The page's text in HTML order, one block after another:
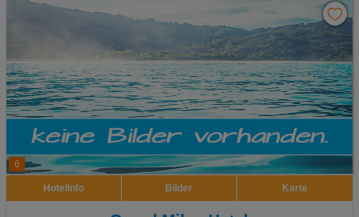
6
Hotelinfo Bilder Karte